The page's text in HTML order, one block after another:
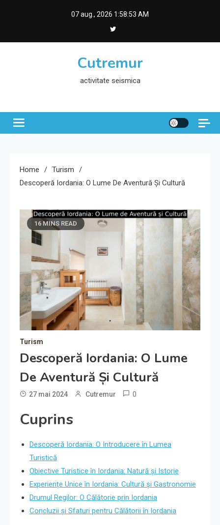
07 aug., 2026 1:58:54 AM
Cutremur
activitate seismica
Home
Turism
Descoperă Iordania: O Lume De Aventură Și Cultură
16 MINS READ
Turism
Descoperă Iordania: O Lume
De Aventură Și Cultură
27 mai 2024 Cutremur 0
Cuprins
Descoperă Iordania: O Introducere în Lumea
Turistică
Obiective Turistice în Iordania: Natură și Istorie
Experiențe Unice în Iordania: Cultură și Gastronomie
Drumul Regilor: O Călătorie prin Iordania
Concluzii și Sfaturi pentru Călătorii în Iordania